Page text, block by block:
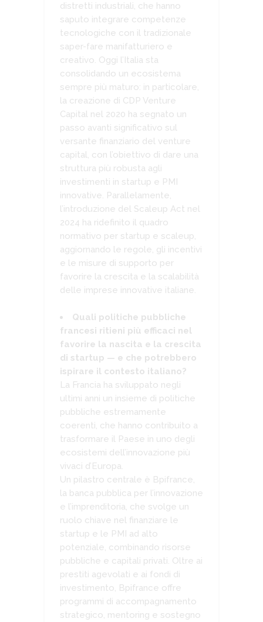
distretti industriali, che hanno
saputo integrare competenze
tecnologiche con il tradizionale
saper-fare manifatturiero e
creativo. Oggi l’Italia sta
consolidando un ecosistema
sempre più maturo: in particolare,
la creazione di CDP Venture
Capital nel 2020 ha segnato un
passo avanti significativo sul
versante finanziario del venture
capital, con l’obiettivo di dare una
struttura più robusta agli
investimenti in startup e PMI
innovative. Parallelamente,
l’introduzione del Scaleup Act nel
2024 ha ridefinito il quadro
normativo per startup e scaleup,
aggiornando le regole, gli incentivi
e le misure di supporto per
favorire la crescita e la scalabilità
delle imprese innovative italiane.
Quali politiche pubbliche
francesi ritieni più efficaci nel
favorire la nascita e la crescita
di startup — e che potrebbero
ispirare il contesto italiano?
La Francia ha sviluppato negli
ultimi anni un insieme di politiche
pubbliche estremamente
coerenti, che hanno contribuito a
trasformare il Paese in uno degli
ecosistemi dell’innovazione più
vivaci d’Europa.
Un pilastro centrale è Bpifrance,
la banca pubblica per l’innovazione
e l’imprenditoria, che svolge un
ruolo chiave nel finanziare le
startup e le PMI ad alto
potenziale, combinando risorse
pubbliche e capitali privati. Oltre ai
prestiti agevolati e ai fondi di
investimento, Bpifrance offre
programmi di accompagnamento
strategico, mentoring e sostegno